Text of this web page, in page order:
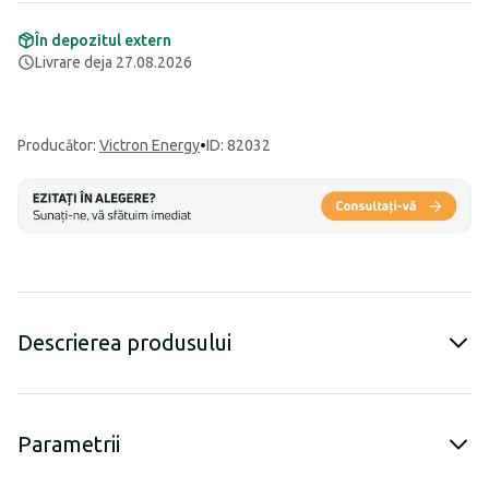
În depozitul extern
Livrare deja 27.08.2026
Producător: Victron Energy•ID: 82032
Descrierea produsului
Parametrii